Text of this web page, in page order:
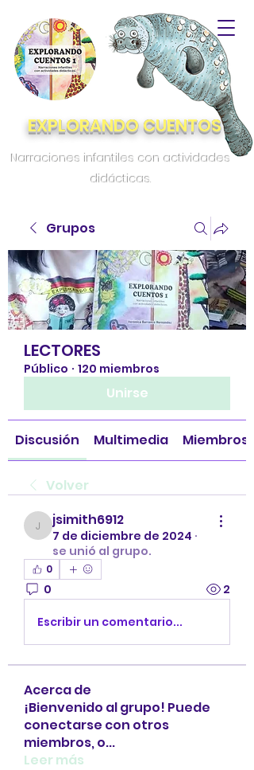
EXPLORANDO CUENTOS
Narraciones infantiles con actividades
didácticas.
Grupos
LECTORES
Público · 120 miembros
Unirse
Discusión Multimedia Miembros
Volver
jsimith6912
jsimith6912
7 de diciembre de 2024 ·
se unió al grupo.
0
0 2
Escribir un comentario...
Acerca de
¡Bienvenido al grupo! Puede
conectarse con otros
miembros, o...
Leer más